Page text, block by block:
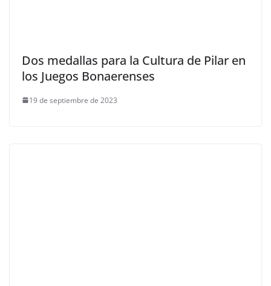
Dos medallas para la Cultura de Pilar en
los Juegos Bonaerenses
19 de septiembre de 2023